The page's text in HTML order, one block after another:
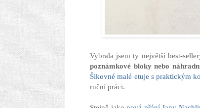
Vybrala jsem ty největší best-
poznámkové bloky nebo
Šikovné malé etuje s praktickým
ruční práci.